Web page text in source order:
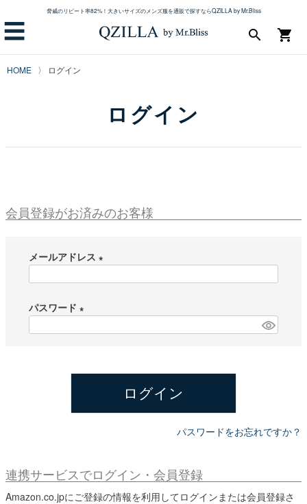
脅威のリピート率82%！大きいサイズのメンズ服を通販で探すならQZILLA by Mr.Bliss
☰ shopping_cart
search
HOME ログイン
ログイン
会員登録がお済みのお客様
メールアドレス
パスワード
)
ログイン
パスワードをお忘れですか？
連携サービスでログイン・会員登録
Amazon.co.jpにご登録の情報を利用してログインまたは会員登録さ